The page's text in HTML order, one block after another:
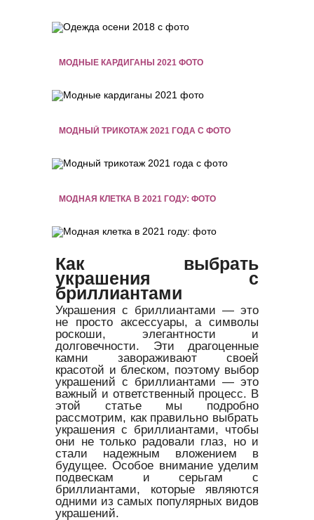
МОДНЫЕ КАРДИГАНЫ 2021 ФОТО
МОДНЫЙ ТРИКОТАЖ 2021 ГОДА С ФОТО
МОДНАЯ КЛЕТКА В 2021 ГОДУ: ФОТО
Как выбрать
украшения с
бриллиантами
Украшения с бриллиантами — это
не просто аксессуары, а символы
роскоши, элегантности и
долговечности. Эти драгоценные
камни завораживают своей
красотой и блеском, поэтому выбор
украшений с бриллиантами — это
важный и ответственный процесс. В
этой статье мы подробно
рассмотрим, как правильно выбрать
украшения с бриллиантами, чтобы
они не только радовали глаз, но и
стали надежным вложением в
будущее. Особое внимание уделим
подвескам и серьгам с
бриллиантами, которые являются
одними из самых популярных видов
украшений.